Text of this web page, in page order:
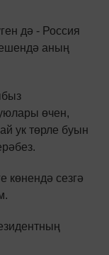
дә - Россия
аның
өчен,
ук төрле буын
көнендә сезгә